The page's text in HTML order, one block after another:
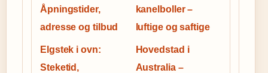
Åpningstider,
adresse og tilbud
kanelboller –
luftige og saftige
Elgstek i ovn:
Steketid,
Hovedstad i
Australia –